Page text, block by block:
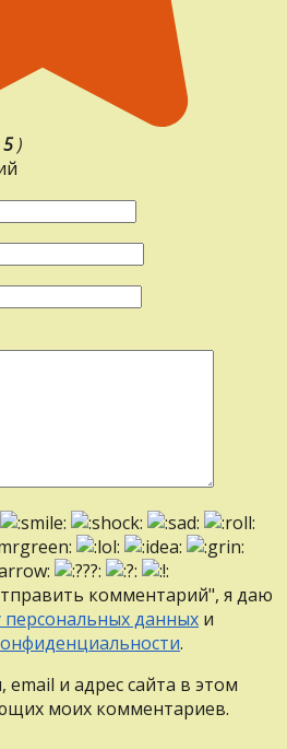
5)
комментарий", я даю
персональных данных и
.
и адрес сайта в этом
моих комментариев.